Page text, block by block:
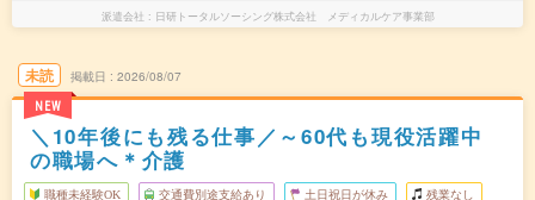
派遣会社 日研トータルソーシング株式会社 メディカルケア事業部
未読
NEW
掲載日 2026/08/07
＼10年後にも残る仕事／～60代も現役活躍中
の職場へ＊介護
職種未経験OK 交通費別途支給あり 土日祝日が休み 残業なし